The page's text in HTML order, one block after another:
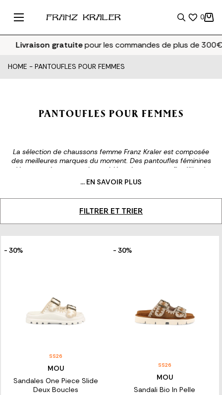
0
Livraison gratuitepour les commandes de plus de 300€
HOME - PANTOUFLES POUR FEMMES
PANTOUFLES POUR FEMMES
La sélection de chaussons femme Franz Kraler est composée
des meilleures marques du moment. Des pantoufles féminines
décontractées comme les emblématiques pantoufles Woody
de Chloé, aux modèles plus raffinés et élégants de Valentino à
porter en soirée, la proposition Franz Kraler de pantoufles pour
femmes de marque est conçue pour toutes les occasions. Les
aiment une vie bien remplie mais aussi pour celles qui
recherchent du confort dans les moments de détente, sans
praticité que vous recherchez. Choisissez ceux qui vous
... EN SAVOIR PLUS
FILTRER ET TRIER
- 30%
SS26
MOU
Sandales One Piece Slide
Deux Boucles
- 30%
SS26
MOU
Sandali Bio In Pelle